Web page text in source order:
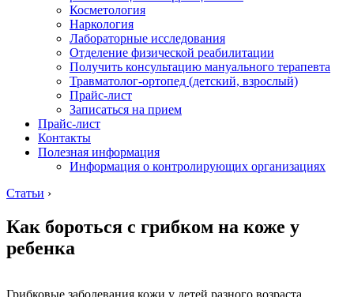
Косметология
Наркология
Лабораторные исследования
Отделение физической реабилитации
Получить консультацию мануального терапевта
Травматолог-ортопед (детский, взрослый)
Прайс-лист
Записаться на прием
Прайс-лист
Контакты
Полезная информация
Информация о контролирующих организациях
Статьи ›
Как бороться с грибком на коже у
ребенка
Грибковые заболевания кожи у детей разного возраста